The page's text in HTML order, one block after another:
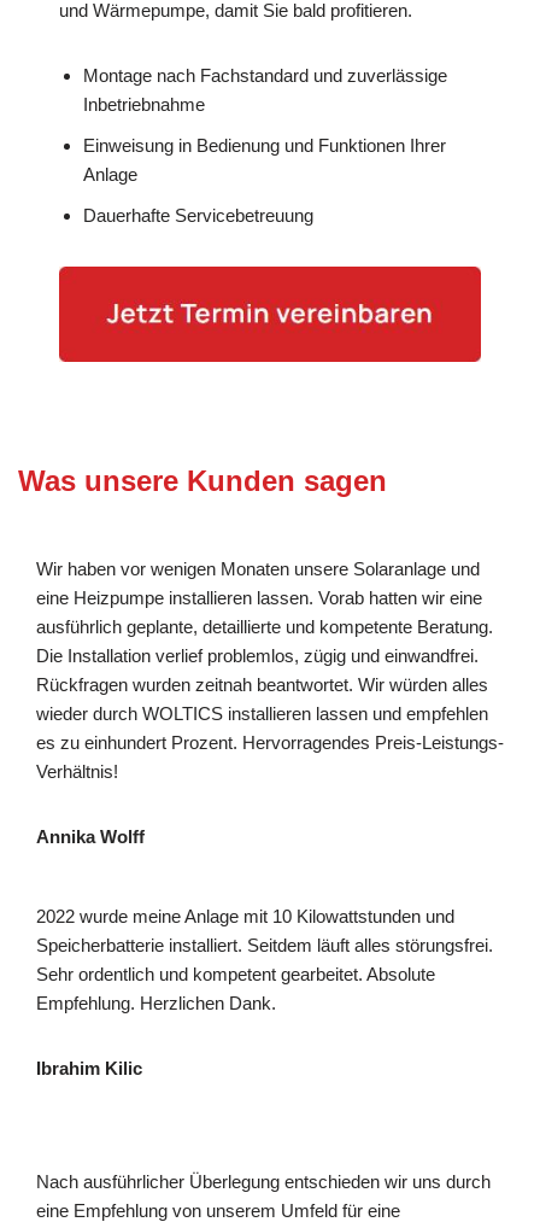
und Wärmepumpe, damit Sie bald profitieren.
Montage nach Fachstandard und zuverlässige
Inbetriebnahme
Einweisung in Bedienung und Funktionen Ihrer
Anlage
Dauerhafte Servicebetreuung
Was unsere Kunden sagen
Wir haben vor wenigen Monaten unsere Solaranlage und
eine Heizpumpe installieren lassen. Vorab hatten wir eine
ausführlich geplante, detaillierte und kompetente Beratung.
Die Installation verlief problemlos, zügig und einwandfrei.
Rückfragen wurden zeitnah beantwortet. Wir würden alles
wieder durch WOLTICS installieren lassen und empfehlen
es zu einhundert Prozent. Hervorragendes Preis-Leistungs-
Verhältnis!
Annika Wolff
2022 wurde meine Anlage mit 10 Kilowattstunden und
Speicherbatterie installiert. Seitdem läuft alles störungsfrei.
Sehr ordentlich und kompetent gearbeitet. Absolute
Empfehlung. Herzlichen Dank.
Ibrahim Kilic
Nach ausführlicher Überlegung entschieden wir uns durch
eine Empfehlung von unserem Umfeld für eine